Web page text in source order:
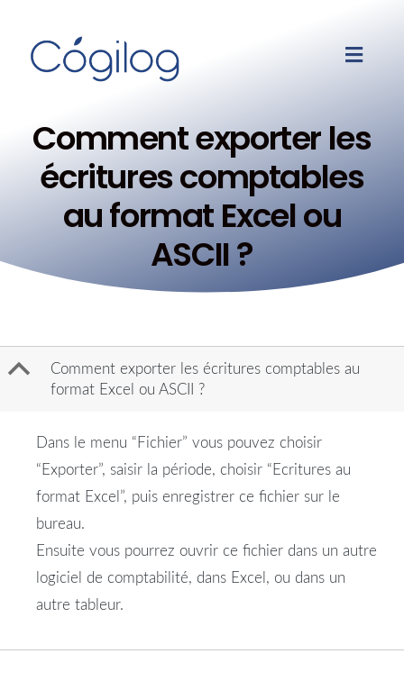
Comment exporter les
écritures comptables
au format Excel ou
ASCII ?
B
Comment exporter les écritures comptables au
format Excel ou ASCII ?
Dans le menu “Fichier” vous pouvez choisir
“Exporter”, saisir la période, choisir “Ecritures au
format Excel”, puis enregistrer ce fichier sur le
bureau.
Ensuite vous pourrez ouvrir ce fichier dans un autre
logiciel de comptabilité, dans Excel, ou dans un
autre tableur.